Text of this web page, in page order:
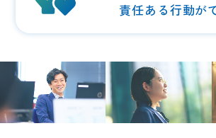
責任ある行動が